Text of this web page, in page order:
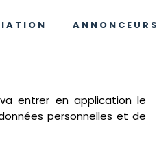
ANNONCEURS
entrer en application le
personnelles et de